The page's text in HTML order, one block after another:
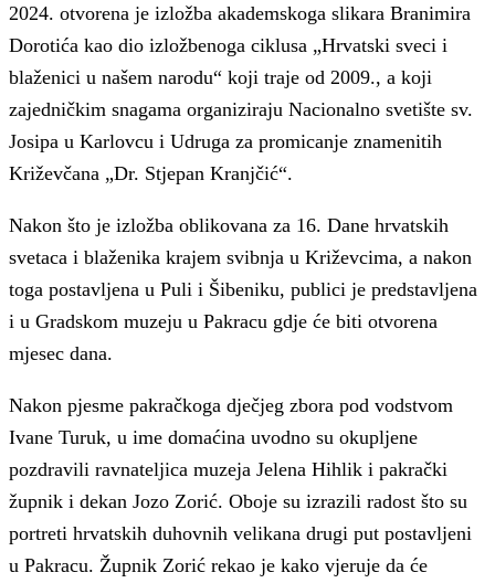
2024. otvorena je izložba akademskoga slikara Branimira
Dorotića kao dio izložbenoga ciklusa „Hrvatski sveci i
blaženici u našem narodu“ koji traje od 2009., a koji
zajedničkim snagama organiziraju Nacionalno svetište sv.
Josipa u Karlovcu i Udruga za promicanje znamenitih
Križevčana „Dr. Stjepan Kranjčić“.
Nakon što je izložba oblikovana za 16. Dane hrvatskih
svetaca i blaženika krajem svibnja u Križevcima, a nakon
toga postavljena u Puli i Šibeniku, publici je predstavljena
i u Gradskom muzeju u Pakracu gdje će biti otvorena
mjesec dana.
Nakon pjesme pakračkoga dječjeg zbora pod vodstvom
Ivane Turuk, u ime domaćina uvodno su okupljene
pozdravili ravnateljica muzeja Jelena Hihlik i pakrački
župnik i dekan Jozo Zorić. Oboje su izrazili radost što su
portreti hrvatskih duhovnih velikana drugi put postavljeni
u Pakracu. Župnik Zorić rekao je kako vjeruje da će